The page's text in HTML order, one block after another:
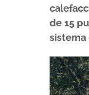
de 15
sistema